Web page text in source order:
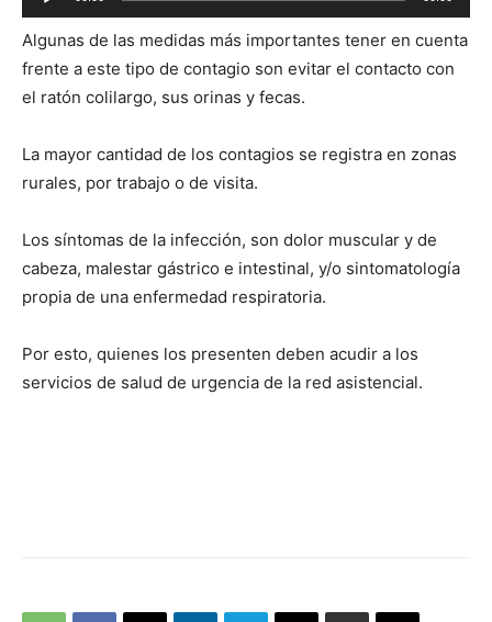
de
audio
Algunas de las medidas más importantes tener en cuenta
frente a este tipo de contagio son evitar el contacto con
el ratón colilargo, sus orinas y fecas.
La mayor cantidad de los contagios se registra en zonas
rurales, por trabajo o de visita.
Los síntomas de la infección, son dolor muscular y de
cabeza, malestar gástrico e intestinal, y/o sintomatología
propia de una enfermedad respiratoria.
Por esto, quienes los presenten deben acudir a los
servicios de salud de urgencia de la red asistencial.